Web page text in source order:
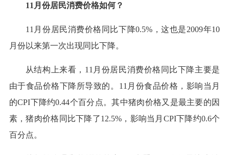
11月份居民消费价格如何？
11月份居民消费价格同比下降0.5%，这也是2009年10
月份以来第一次出现同比下降。
从结构上来看，11月份居民消费价格同比下降主要是
由于食品价格下降所导致的。11月份食品价格，影响当月
的CPI下降约0.44个百分点。其中猪肉价格又是最主要的因
素，猪肉价格同比下降了12.5%，影响当月CPI下降约0.6个
百分点。